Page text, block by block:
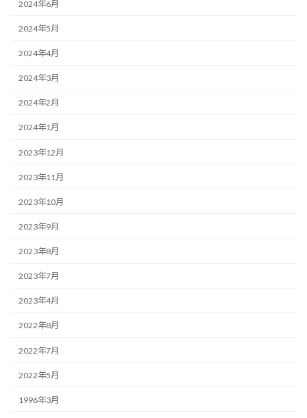
2024年6月
2024年5月
2024年4月
2024年3月
2024年2月
2024年1月
2023年12月
2023年11月
2023年10月
2023年9月
2023年8月
2023年7月
2023年4月
2022年8月
2022年7月
2022年5月
1996年3月